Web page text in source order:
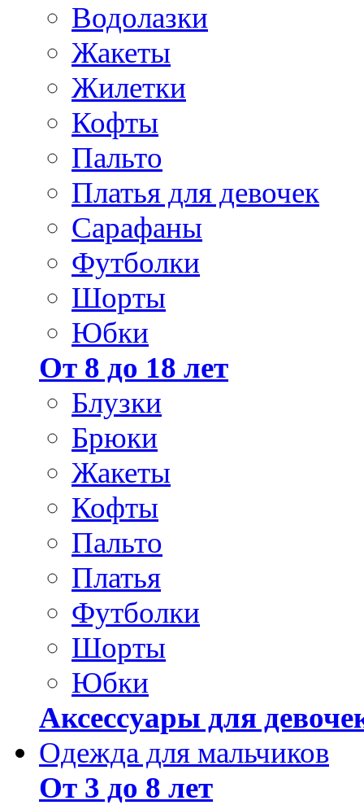
Водолазки
Жакеты
Жилетки
Кофты
Пальто
Платья для девочек
Сарафаны
Футболки
Шорты
Юбки
От 8 до 18 лет
Блузки
Брюки
Жакеты
Кофты
Пальто
Платья
Футболки
Шорты
Юбки
Аксессуары для
Одежда для мальчиков
От 3 до 8 лет